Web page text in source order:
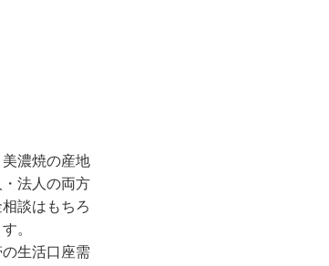
濃焼の産地
法人の両方
談はもちろ
。
生活口座需